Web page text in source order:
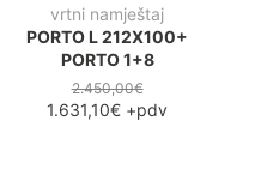
vrtni namještaj
PORTO L 212X100+
PORTO 1+8
2.450,00€
1.631,10€ +pdv